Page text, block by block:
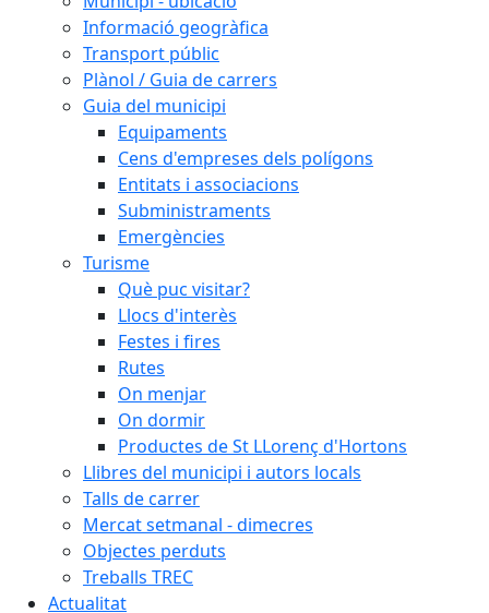
Informació geogràfica
Transport públic
Plànol / Guia de carrers
Guia del municipi
Equipaments
Cens d'empreses dels polígons
Entitats i associacions
Subministraments
Emergències
Turisme
Què puc visitar?
Llocs d'interès
Festes i fires
Rutes
On menjar
On dormir
Productes de St LLorenç d'Hortons
Llibres del municipi i autors locals
Talls de carrer
Mercat setmanal - dimecres
Objectes perduts
Treballs TREC
Actualitat